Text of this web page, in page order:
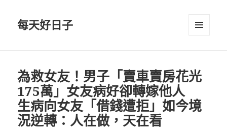
每天好日子
為救女友！男子「賣車賣房花光
175萬」女友病好卻轉嫁他人
生病向女友「借錢遭拒」如今境
況逆轉：人在做，天在看